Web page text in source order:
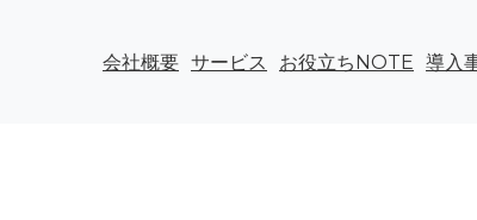
会社概要 サービス お役立ちNOTE 導入